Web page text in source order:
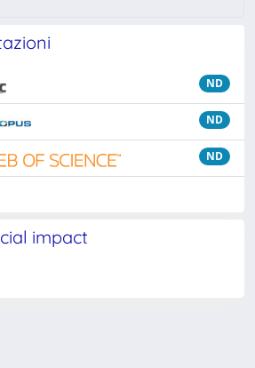
ND
ND
ND
impact